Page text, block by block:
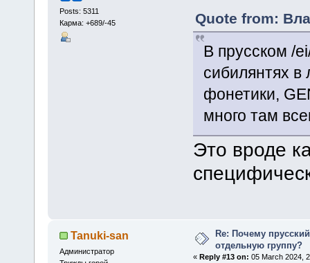
Posts: 5311
Карма: +689/-45
Quote from:
В прусском /
сибилянтях в
фонетики,
много там
Это вроде
Tanuki-san
Администратор
Re: Почему
отдельную группу?
« Reply #13 on: 05 March 2024,